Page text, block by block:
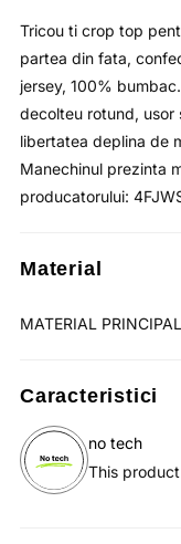
4F
Tricou ti crop top
partea din fata,
jersey, 100%
decolteu rotund, usor
libertatea deplina de
Manechinul prezinta
producatorului:
Material
MATERIAL
Caracteristici
no tech
This